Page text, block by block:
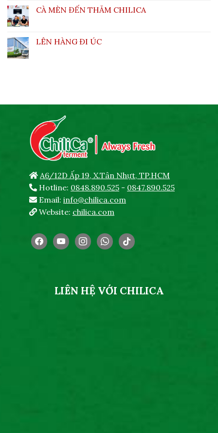
CÀ MÈN ĐẾN THĂM CHILICA
LÊN HÀNG ĐI ÚC
A6/12D Ấp 19, X.Tân Nhựt, TP.HCM
Hotline: 0848.890.525 - 0847.890.525
Email: info@chilica.com
Website: chilica.com
facebookyoutubeinstagramwhatsapp
tiktok
LIÊN HỆ VỚI CHILICA